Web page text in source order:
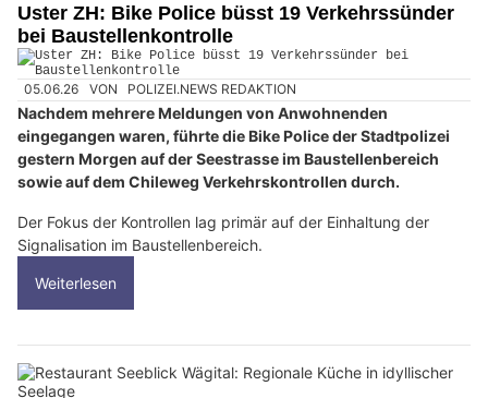
Uster ZH: Bike Police büsst 19 Verkehrssünder
bei Baustellenkontrolle
05.06.26 VON POLIZEI.NEWS REDAKTION
Nachdem mehrere Meldungen von Anwohnenden
eingegangen waren, führte die Bike Police der Stadtpolizei
gestern Morgen auf der Seestrasse im Baustellenbereich
sowie auf dem Chileweg Verkehrskontrollen durch.
Der Fokus der Kontrollen lag primär auf der Einhaltung der
Signalisation im Baustellenbereich.
Weiterlesen